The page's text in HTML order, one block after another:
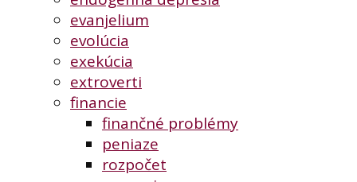
evanjelium
evolúcia
exekúcia
extroverti
financie
finančné problémy
peniaze
rozpočet